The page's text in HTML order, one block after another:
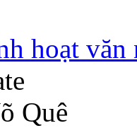
hoạt văn
Quê